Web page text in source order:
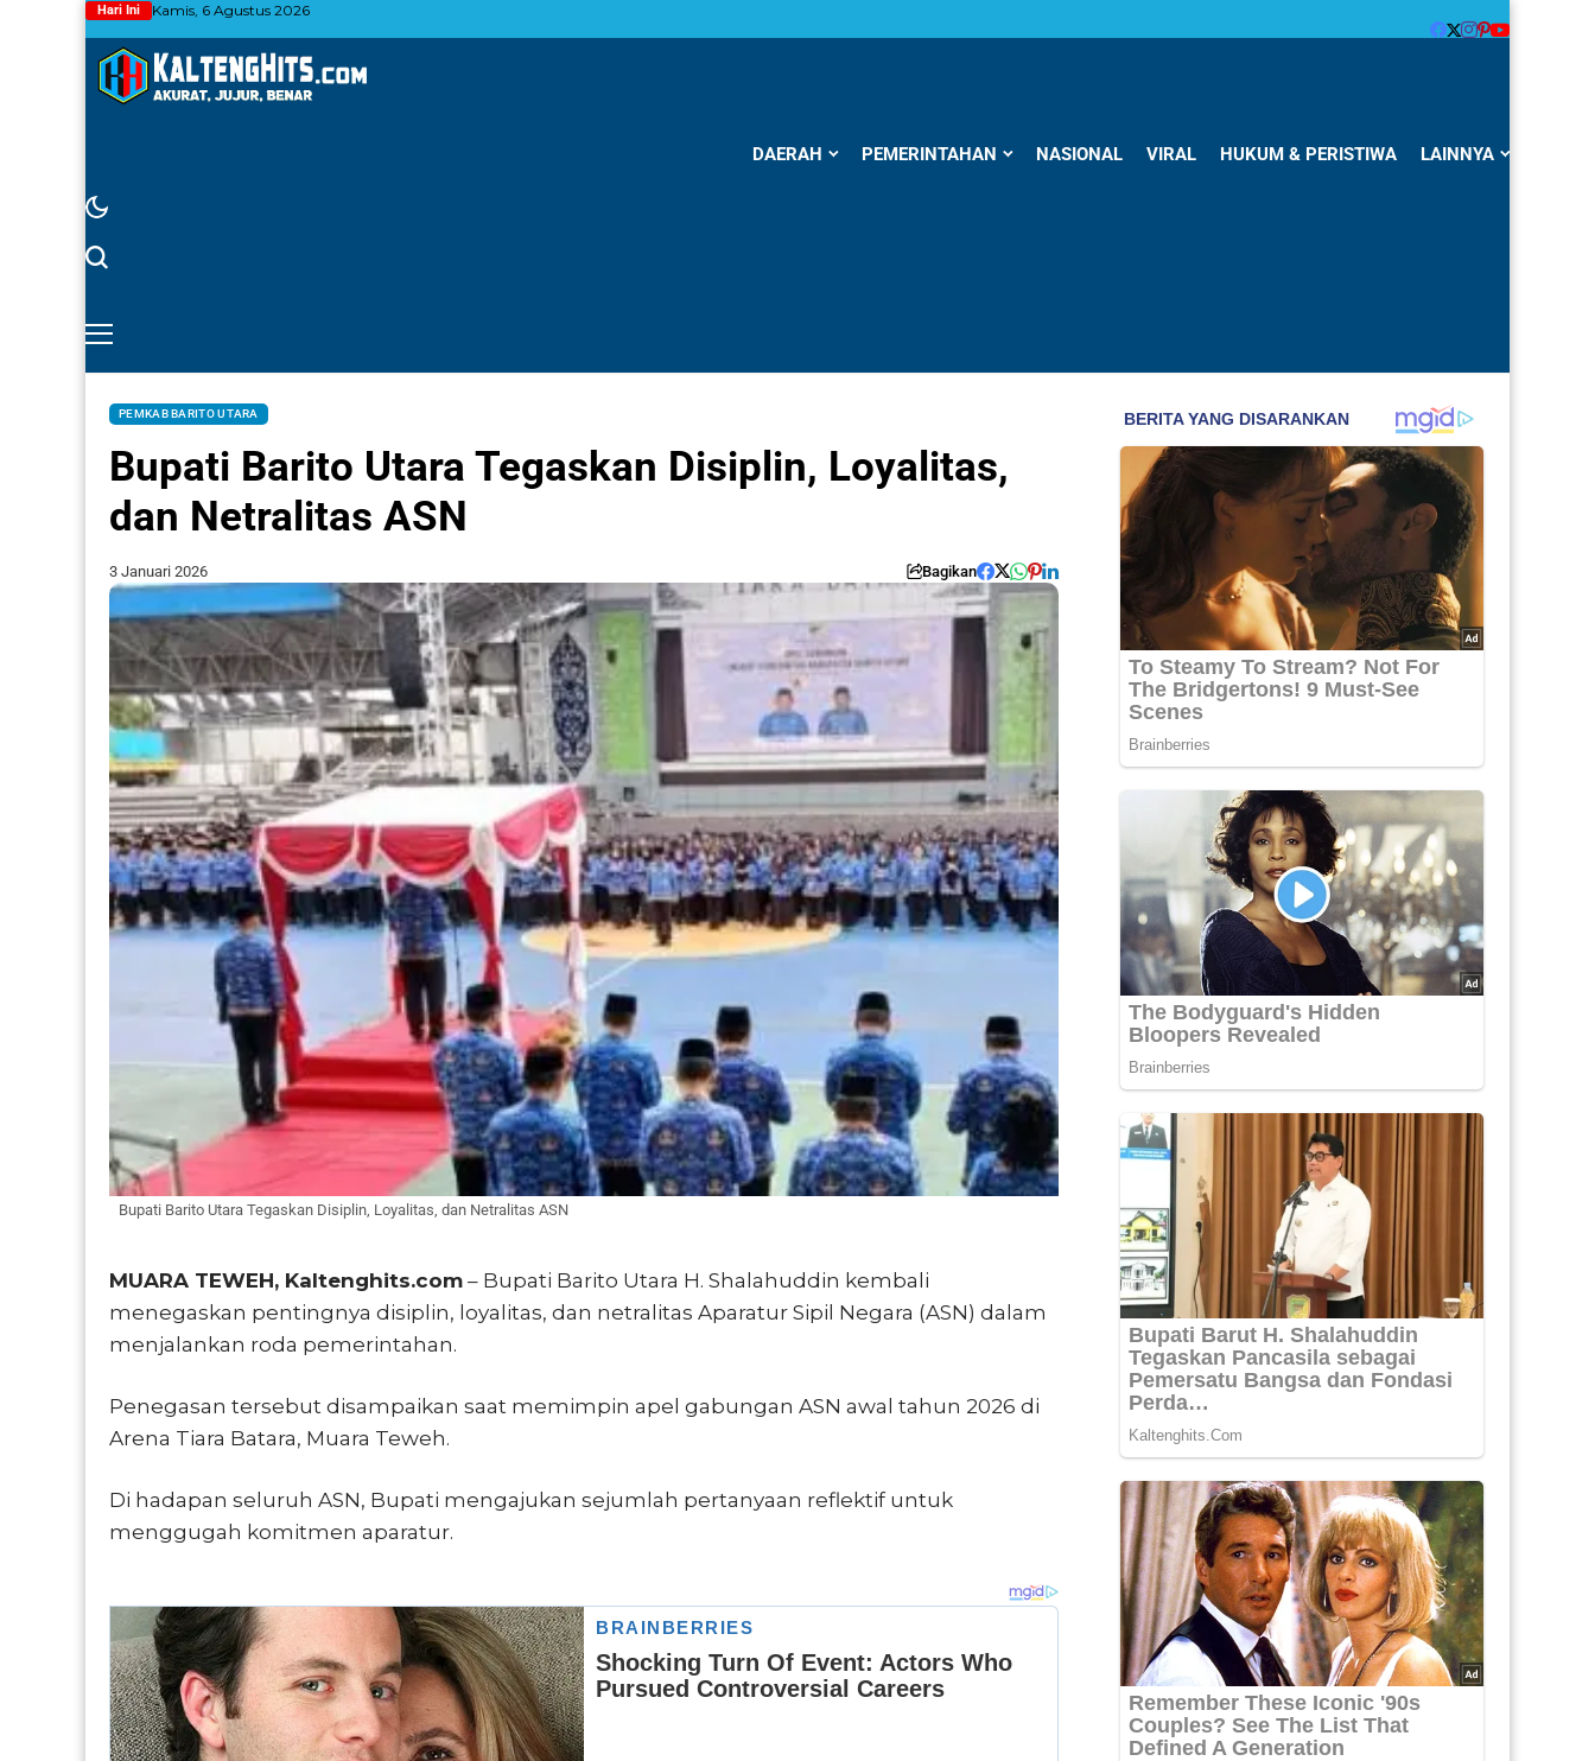
Hari Ini Kamis, 6 Agustus 2026
DAERAH PEMERINTAHAN NASIONAL VIRAL HUKUM & PERISTIWA LAINNYA
PEMKAB BARITO UTARA
Bupati Barito Utara Tegaskan Disiplin, Loyalitas,
dan Netralitas ASN
3 Januari 2026 Bagikan
Bupati Barito Utara Tegaskan Disiplin, Loyalitas, dan Netralitas ASN
MUARA TEWEH, Kaltenghits.com – Bupati Barito Utara H. Shalahuddin kembali
menegaskan pentingnya disiplin, loyalitas, dan netralitas Aparatur Sipil Negara (ASN) dalam
menjalankan roda pemerintahan.
Penegasan tersebut disampaikan saat memimpin apel gabungan ASN awal tahun 2026 di
Arena Tiara Batara, Muara Teweh.
Di hadapan seluruh ASN, Bupati mengajukan sejumlah pertanyaan reflektif untuk
menggugah komitmen aparatur.